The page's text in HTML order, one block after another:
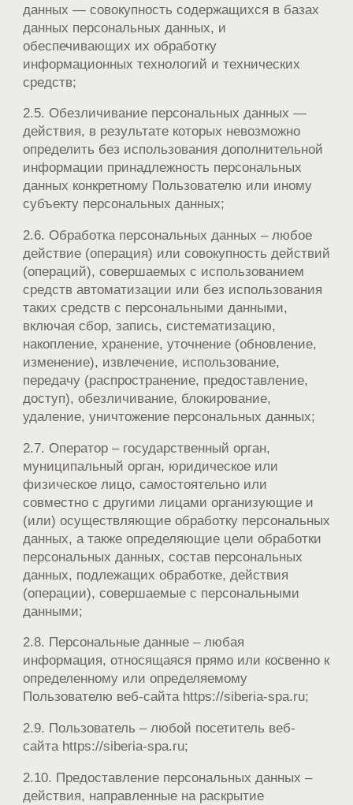
данных — совокупность содержащихся в базах
данных персональных данных, и
обеспечивающих их обработку
информационных технологий и технических
средств;
2.5. Обезличивание персональных данных —
действия, в результате которых невозможно
определить без использования дополнительной
информации принадлежность персональных
данных конкретному Пользователю или иному
субъекту персональных данных;
2.6. Обработка персональных данных – любое
действие (операция) или совокупность действий
(операций), совершаемых с использованием
средств автоматизации или без использования
таких средств с персональными данными,
включая сбор, запись, систематизацию,
накопление, хранение, уточнение (обновление,
изменение), извлечение, использование,
передачу (распространение, предоставление,
доступ), обезличивание, блокирование,
удаление, уничтожение персональных данных;
2.7. Оператор – государственный орган,
муниципальный орган, юридическое или
физическое лицо, самостоятельно или
совместно с другими лицами организующие и
(или) осуществляющие обработку персональных
данных, а также определяющие цели обработки
персональных данных, состав персональных
данных, подлежащих обработке, действия
(операции), совершаемые с персональными
данными;
2.8. Персональные данные – любая
информация, относящаяся прямо или косвенно к
определенному или определяемому
Пользователю веб-сайта https://siberia-spa.ru;
2.9. Пользователь – любой посетитель веб-
сайта https://siberia-spa.ru;
2.10. Предоставление персональных данных –
действия, направленные на раскрытие